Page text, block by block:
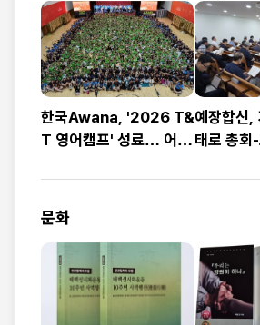
만 원 기부
천여 명 참
한국Awana, '2026 T&
T 영어캠프' 성료… 어린
로 하나
예장합신,
태로 총회
‘빨간불’
문화